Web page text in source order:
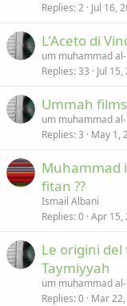
Replies 2 Jul 16,
L'Aceto di
um muhammad
Replies 33 Jul
Ummah
um muhammad
Replies 3 May 1,
Muhammad
fitan ??
Ismail Albani
Replies 0 Apr 15,
Le origini
Taymiyyah
um muhammad
Replies 0 Mar